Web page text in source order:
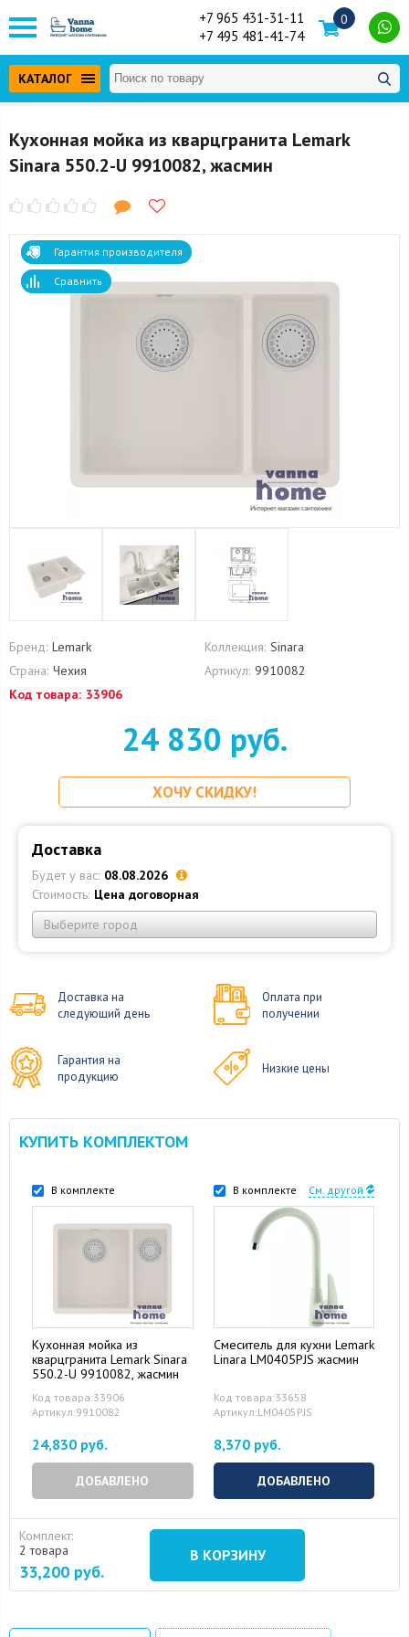
+7 965 431-31-11
+7 495 481-41-74
0
КАТАЛОГ
Кухонная мойка из кварцгранита Lemark
Sinara 550.2-U 9910082, жасмин
Гарантия производителя
Сравнить
Бренд: Lemark Коллекция: Sinara
Страна: Чехия Артикул: 9910082
Код товара: 33906
24 830 руб.
ХОЧУ СКИДКУ!
Доставка
Будет у вас: 08.08.2026
Стоимость: Цена договорная
Выберите город
Доставка на
следующий день
Оплата при
получении
Гарантия на
продукцию
Низкие цены
КУПИТЬ КОМПЛЕКТОМ
В комплекте
Кухонная мойка из
кварцгранита Lemark Sinara
550.2-U 9910082, жасмин
Код товара:33906
Артикул:9910082
24,830 руб.
ДОБАВЛЕНО
В комплекте См. другой
Смеситель для кухни Lemark
Linara LM0405PJS жасмин
Код товара:33658
Артикул:LM0405PJS
8,370 руб.
ДОБАВЛЕНО
Комплект:
2 товара
33,200 руб.
В КОРЗИНУ